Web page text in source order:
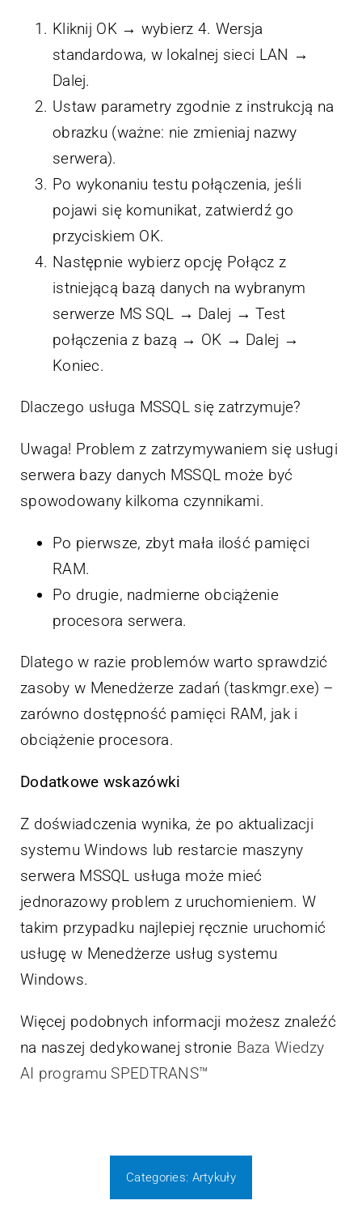
Kliknij OK → wybierz 4. Wersja
standardowa, w lokalnej sieci LAN →
Dalej.
Ustaw parametry zgodnie z instrukcją na
obrazku (ważne: nie zmieniaj nazwy
serwera).
Po wykonaniu testu połączenia, jeśli
pojawi się komunikat, zatwierdź go
przyciskiem OK.
Następnie wybierz opcję Połącz z
istniejącą bazą danych na wybranym
serwerze MS SQL → Dalej → Test
połączenia z bazą → OK → Dalej →
Koniec.
Dlaczego usługa MSSQL się zatrzymuje?
Uwaga! Problem z zatrzymywaniem się usługi
serwera bazy danych MSSQL może być
spowodowany kilkoma czynnikami.
Po pierwsze, zbyt mała ilość pamięci
RAM.
Po drugie, nadmierne obciążenie
procesora serwera.
Dlatego w razie problemów warto sprawdzić
zasoby w Menedżerze zadań (taskmgr.exe) –
zarówno dostępność pamięci RAM, jak i
obciążenie procesora.
Dodatkowe wskazówki
Z doświadczenia wynika, że po aktualizacji
systemu Windows lub restarcie maszyny
serwera MSSQL usługa może mieć
jednorazowy problem z uruchomieniem. W
takim przypadku najlepiej ręcznie uruchomić
usługę w Menedżerze usług systemu
Windows.
Więcej podobnych informacji możesz znaleźć
na naszej dedykowanej stronie Baza Wiedzy
AI programu SPEDTRANS™
Categories: Artykuły